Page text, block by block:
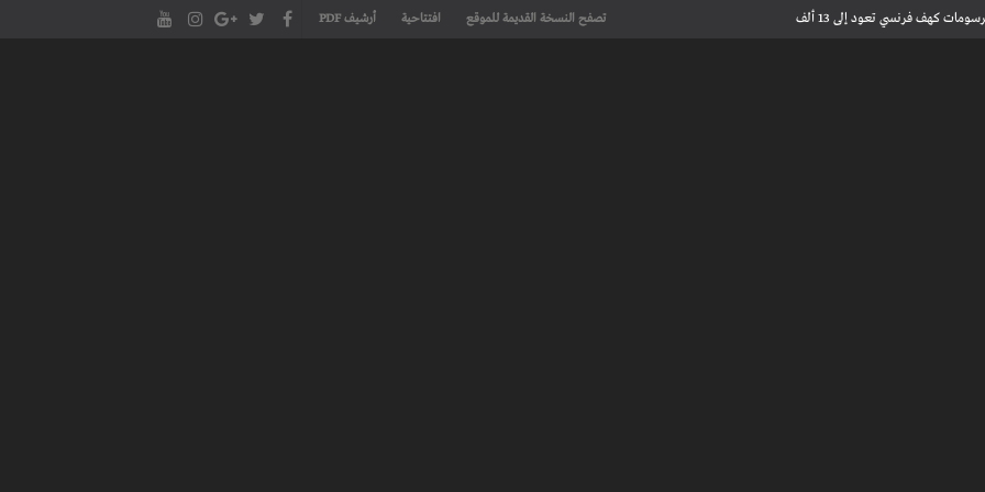
علماء يحددون لأول مرة العمر الحقيقي لرسومات كهف فرنسي تعود إلى 13 ألف تصفح النسخة القديمة للموقع افتتاحية أرشيف PDF